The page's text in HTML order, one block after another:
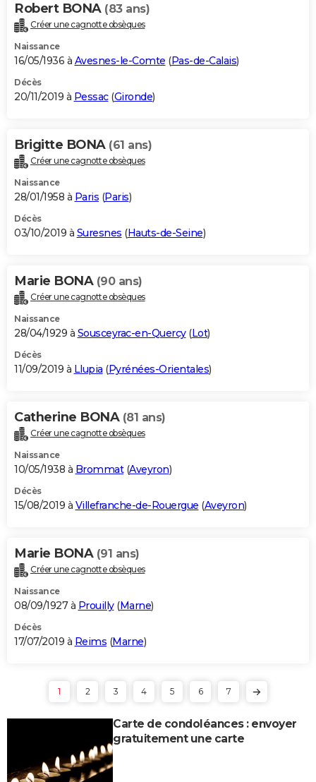
Robert BONA (83 ans)
Créer une cagnotte obsèques
Naissance
16/05/1936 à Avesnes-le-Comte (Pas-de-Calais)
Décès
20/11/2019 à Pessac(Gironde)
Brigitte BONA (61 ans)
Créer une cagnotte obsèques
Naissance
28/01/1958 à Paris (Paris)
Décès
03/10/2019 à Suresnes (Hauts-de-Seine)
Marie BONA (90 ans)
Créer une cagnotte obsèques
Naissance
28/04/1929 à Sousceyrac-en-Quercy(Lot)
Décès
11/09/2019 à Llupia (Pyrénées-Orientales)
Catherine BONA (81 ans)
Créer une cagnotte obsèques
Naissance
10/05/1938 à Brommat(Aveyron)
Décès
15/08/2019 à Villefranche-de-Rouergue (Aveyron)
Marie BONA (91 ans)
Créer une cagnotte obsèques
Naissance
08/09/1927 à Prouilly(Marne)
Décès
17/07/2019 à Reims (Marne)
1 2 3 4 5 6 7
Carte de condoléances : envoyer
gratuitement une carte